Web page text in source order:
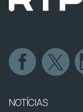
NOTÍCIAS